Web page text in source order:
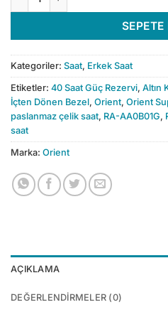
SEPETE
Kategoriler: Saat, Erkek Saat
Etiketler: 40 Saat Güç Rezervi, Altın
İçten Dönen Bezel, Orient, Orient
paslanmaz çelik saat, RA-AA0B01G,
saat
Marka: Orient
AÇIKLAMA
DEĞERLENDIRMELER (0)